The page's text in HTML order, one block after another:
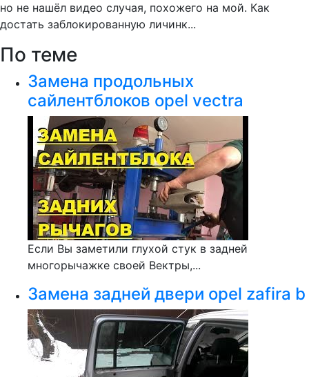
но не нашёл видео случая, похожего на мой. Как
достать заблокированную личинк...
По теме
Замена продольных
сайлентблоков opel vectra
Если Вы заметили глухой стук в задней
многорычажке своей Вектры,...
Замена задней двери opel zafira b